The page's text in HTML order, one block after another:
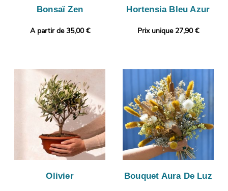
Bonsaï Zen
A partir de 35,00 €
Hortensia Bleu Azur
Prix unique 27,90 €
Olivier Bouquet Aura De Luz